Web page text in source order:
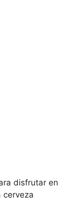
disfrutar en
cerveza